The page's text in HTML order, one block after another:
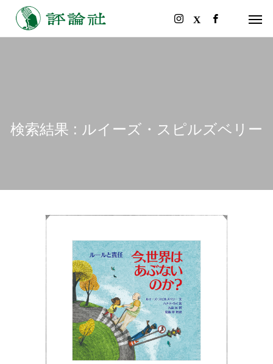
検索結果 : ルイーズ・スピルズベリー